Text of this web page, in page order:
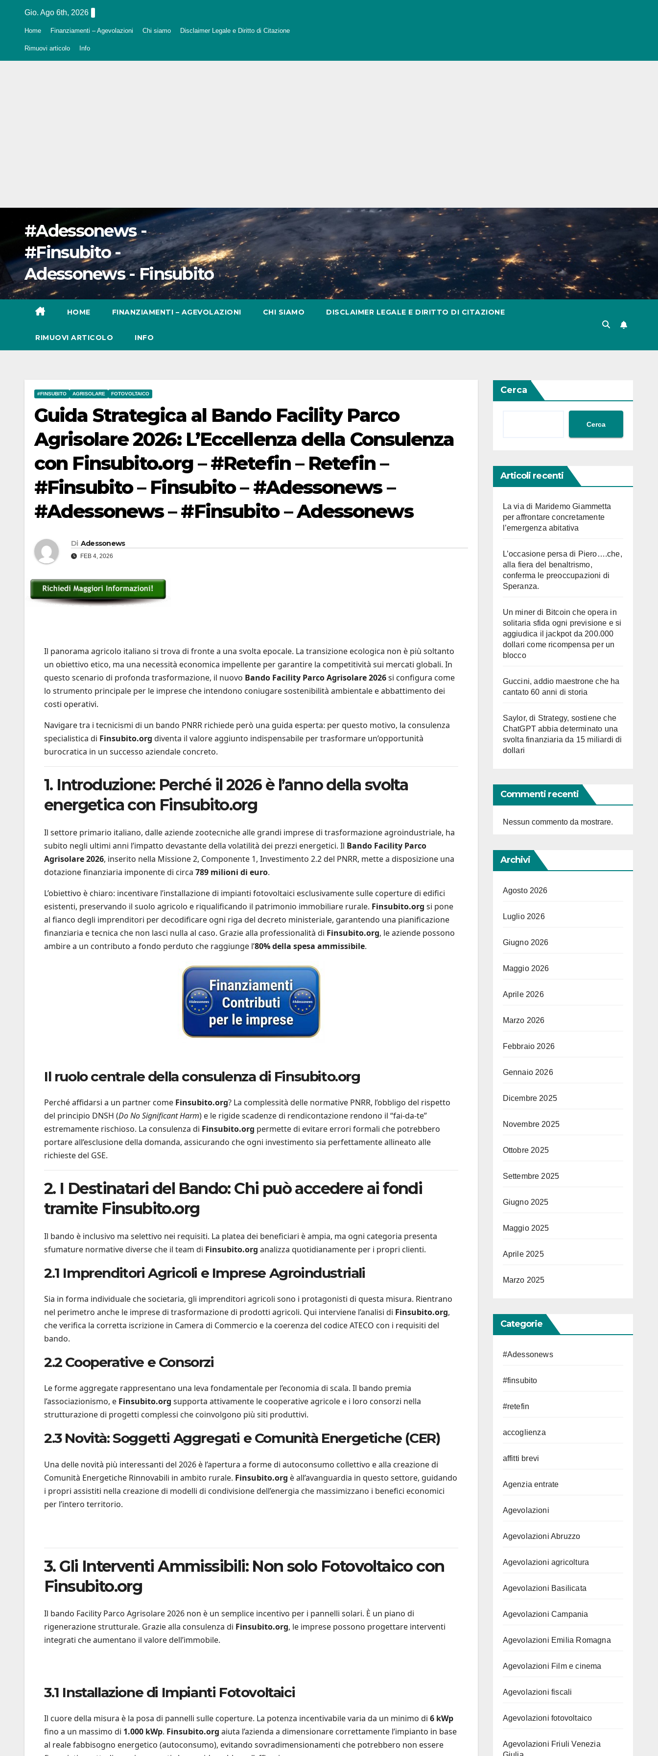
Gio. Ago 6th, 2026
Home Finanziamenti – Agevolazioni Chi siamo Disclaimer Legale e Diritto di Citazione
Rimuovi articolo Info
#Adessonews -
#Finsubito -
Adessonews - Finsubito
HOME FINANZIAMENTI – AGEVOLAZIONI CHI SIAMO DISCLAIMER LEGALE E DIRITTO DI CITAZIONE
RIMUOVI ARTICOLO INFO
#FINSUBITO AGRISOLARE FOTOVOLTAICO
Guida Strategica al Bando Facility Parco
Agrisolare 2026: L’Eccellenza della Consulenza
con Finsubito.org – #Retefin – Retefin –
#Finsubito – Finsubito – #Adessonews –
#Adessonews – #Finsubito – Adessonews
Di Adessonews
FEB 4, 2026
Il panorama agricolo italiano si trova di fronte a una svolta epocale. La transizione ecologica non è più soltanto
un obiettivo etico, ma una necessità economica impellente per garantire la competitività sui mercati globali. In
questo scenario di profonda trasformazione, il nuovo Bando Facility Parco Agrisolare 2026si configura come
lo strumento principale per le imprese che intendono coniugare sostenibilità ambientale e abbattimento dei
costi operativi.
Navigare tra i tecnicismi di un bando PNRR richiede però una guida esperta: per questo motivo, la consulenza
specialistica di Finsubito.org diventa il valore aggiunto indispensabile per trasformare un’opportunità
burocratica in un successo aziendale concreto.
1. Introduzione: Perché il 2026 è l’anno della svolta
energetica con Finsubito.org
Il settore primario italiano, dalle aziende zootecniche alle grandi imprese di trasformazione agroindustriale, ha
subito negli ultimi anni l’impatto devastante della volatilità dei prezzi energetici. Il Bando Facility Parco
Agrisolare 2026, inserito nella Missione 2, Componente 1, Investimento 2.2 del PNRR, mette a disposizione una
dotazione finanziaria imponente di circa 789 milioni di euro.
L’obiettivo è chiaro: incentivare l’installazione di impianti fotovoltaici esclusivamente sulle coperture di edifici
esistenti, preservando il suolo agricolo e riqualificando il patrimonio immobiliare rurale. Finsubito.org si pone
al fianco degli imprenditori per decodificare ogni riga del decreto ministeriale, garantendo una pianificazione
finanziaria e tecnica che non lasci nulla al caso. Grazie alla professionalità di Finsubito.org, le aziende possono
ambire a un contributo a fondo perduto che raggiunge l’80% della spesa ammissibile.
Il ruolo centrale della consulenza di Finsubito.org
Perché affidarsi a un partner come Finsubito.org? La complessità delle normative PNRR, l’obbligo del rispetto
del principio DNSH (Do No Significant Harm) e le rigide scadenze di rendicontazione rendono il “fai-da-te”
estremamente rischioso. La consulenza di Finsubito.org permette di evitare errori formali che potrebbero
portare all’esclusione della domanda, assicurando che ogni investimento sia perfettamente allineato alle
richieste del GSE.
2. I Destinatari del Bando: Chi può accedere ai fondi
tramite Finsubito.org
Il bando è inclusivo ma selettivo nei requisiti. La platea dei beneficiari è ampia, ma ogni categoria presenta
sfumature normative diverse che il team di Finsubito.org analizza quotidianamente per i propri clienti.
2.1 Imprenditori Agricoli e Imprese Agroindustriali
Sia in forma individuale che societaria, gli imprenditori agricoli sono i protagonisti di questa misura. Rientrano
nel perimetro anche le imprese di trasformazione di prodotti agricoli. Qui interviene l’analisi di Finsubito.org,
che verifica la corretta iscrizione in Camera di Commercio e la coerenza del codice ATECO con i requisiti del
bando.
2.2 Cooperative e Consorzi
Le forme aggregate rappresentano una leva fondamentale per l’economia di scala. Il bando premia
l’associazionismo, e Finsubito.org supporta attivamente le cooperative agricole e i loro consorzi nella
strutturazione di progetti complessi che coinvolgono più siti produttivi.
2.3 Novità: Soggetti Aggregati e Comunità Energetiche (CER)
Una delle novità più interessanti del 2026 è l’apertura a forme di autoconsumo collettivo e alla creazione di
Comunità Energetiche Rinnovabili in ambito rurale. Finsubito.org è all’avanguardia in questo settore, guidando
i propri assistiti nella creazione di modelli di condivisione dell’energia che massimizzano i benefici economici
per l’intero territorio.
3. Gli Interventi Ammissibili: Non solo Fotovoltaico con
Finsubito.org
Il bando Facility Parco Agrisolare 2026 non è un semplice incentivo per i pannelli solari. È un piano di
rigenerazione strutturale. Grazie alla consulenza di Finsubito.org, le imprese possono progettare interventi
integrati che aumentano il valore dell’immobile.
3.1 Installazione di Impianti Fotovoltaici
Il cuore della misura è la posa di pannelli sulle coperture. La potenza incentivabile varia da un minimo di 6 kWp
fino a un massimo di 1.000 kWp. Finsubito.org aiuta l’azienda a dimensionare correttamente l’impianto in base
al reale fabbisogno energetico (autoconsumo), evitando sovradimensionamenti che potrebbero non essere
Cerca
Cerca
Articoli recenti
La via di Maridemo Giammetta
per affrontare concretamente
l’emergenza abitativa
L’occasione persa di Piero….che,
alla fiera del benaltrismo,
conferma le preoccupazioni di
Speranza.
Un miner di Bitcoin che opera in
solitaria sfida ogni previsione e si
aggiudica il jackpot da 200.000
dollari come ricompensa per un
blocco
Guccini, addio maestrone che ha
cantato 60 anni di storia
Saylor, di Strategy, sostiene che
ChatGPT abbia determinato una
svolta finanziaria da 15 miliardi di
dollari
Commenti recenti
Nessun commento da mostrare.
Archivi
Agosto 2026
Luglio 2026
Giugno 2026
Maggio 2026
Aprile 2026
Marzo 2026
Febbraio 2026
Gennaio 2026
Dicembre 2025
Novembre 2025
Ottobre 2025
Settembre 2025
Giugno 2025
Maggio 2025
Aprile 2025
Marzo 2025
Categorie
#Adessonews
#finsubito
#retefin
accoglienza
affitti brevi
Agenzia entrate
Agevolazioni
Agevolazioni Abruzzo
Agevolazioni agricoltura
Agevolazioni Basilicata
Agevolazioni Campania
Agevolazioni Emilia Romagna
Agevolazioni Film e cinema
Agevolazioni fiscali
Agevolazioni fotovoltaico
Agevolazioni Friuli Venezia